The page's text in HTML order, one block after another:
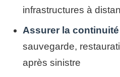
infrastructures à
Assurer la continuité
sauvegarde,
après sinistre